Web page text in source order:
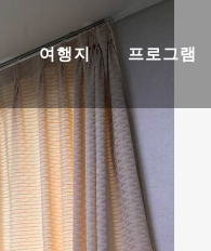
여행지 프로그램